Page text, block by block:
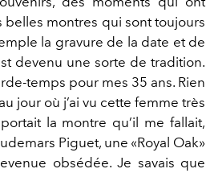
belles montres qui sont toujours
la gravure de la date et de
devenu une sorte de tradition.
temps pour mes 35 ans. Rien
jour où j’ai vu cette femme très
la montre qu’il me fallait,
Piguet, une «Royal Oak»
obsédée. Je savais que